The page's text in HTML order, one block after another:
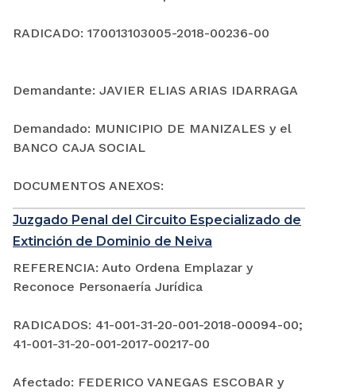
RADICADO: 170013103005-2018-00236-00
Demandante: JAVIER ELIAS ARIAS IDARRAGA
Demandado: MUNICIPIO DE MANIZALES y el
BANCO CAJA SOCIAL
DOCUMENTOS ANEXOS:
Juzgado Penal del Circuito Especializado de
Extinción de Dominio de Neiva
REFERENCIA: Auto Ordena Emplazar y
Reconoce Personaería Jurídica
RADICADOS: 41-001-31-20-001-2018-00094-00;
41-001-31-20-001-2017-00217-00
Afectado: FEDERICO VANEGAS ESCOBAR y